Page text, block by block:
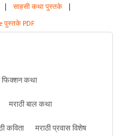
| साहसी कथा पुस्तके |
पुस्तके PDF
फिक्शन कथा
मराठी बाल कथा
कविता
मराठी प्रवास विशेष